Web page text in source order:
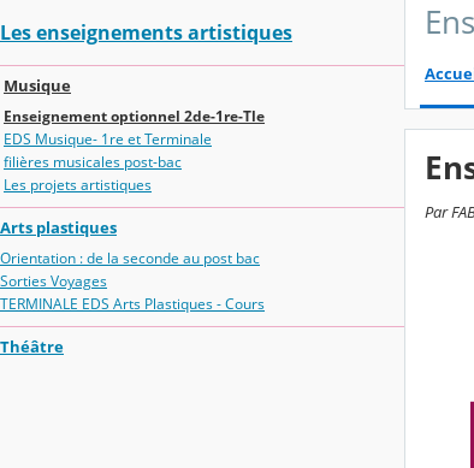
Les enseignements artistiques
Musique
Enseignement optionnel 2de-1re-Tle
EDS Musique- 1re et Terminale
filières musicales post-bac
Les projets artistiques
Arts plastiques
Orientation : de la seconde au post bac
Sorties Voyages
TERMINALE EDS Arts Plastiques - Cours
Théâtre
Par